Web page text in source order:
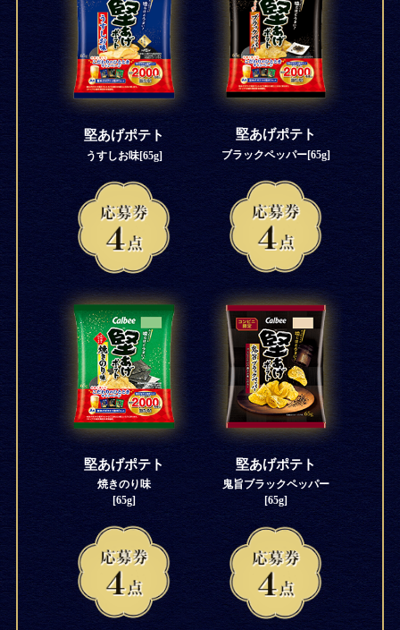
堅あげポテト
うすしお味[65g]
堅あげポテト
ブラックペッパー[65g]
堅あげポテト
焼きのり味
[65g]
堅あげポテト
鬼旨ブラックペッパー
[65g]